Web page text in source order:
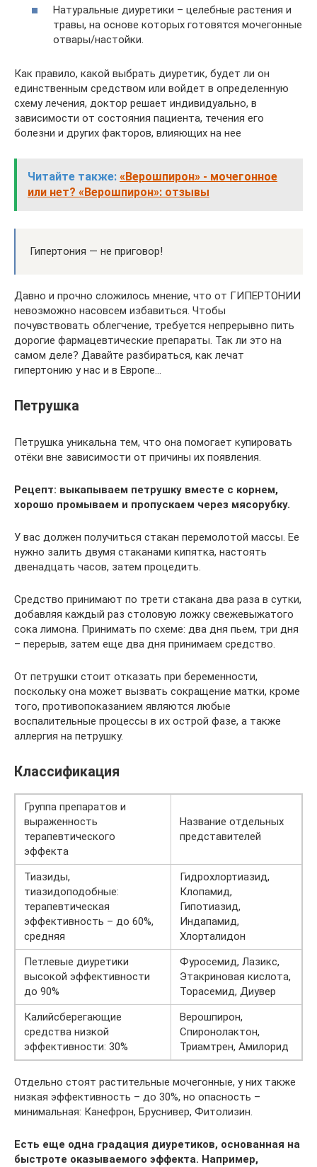
Натуральные диуретики – целебные растения и
травы, на основе которых готовятся мочегонные
отвары/настойки.
Как правило, какой выбрать диуретик, будет ли он
единственным средством или войдет в определенную
схему лечения, доктор решает индивидуально, в
зависимости от состояния пациента, течения его
болезни и других факторов, влияющих на нее
Читайте также: «Верошпирон» - мочегонное
или нет? «Верошпирон»: отзывы
Гипертония — не приговор!
Давно и прочно сложилось мнение, что от ГИПЕРТОНИИ
невозможно насовсем избавиться. Чтобы
почувствовать облегчение, требуется непрерывно пить
дорогие фармацевтические препараты. Так ли это на
самом деле? Давайте разбираться, как лечат
гипертонию у нас и в Европе…
Петрушка
Петрушка уникальна тем, что она помогает купировать
отёки вне зависимости от причины их появления.
Рецепт: выкапываем петрушку вместе с корнем,
хорошо промываем и пропускаем через мясорубку.
У вас должен получиться стакан перемолотой массы. Ее
нужно залить двумя стаканами кипятка, настоять
двенадцать часов, затем процедить.
Средство принимают по трети стакана два раза в сутки,
добавляя каждый раз столовую ложку свежевыжатого
сока лимона. Принимать по схеме: два дня пьем, три дня
– перерыв, затем еще два дня принимаем средство.
От петрушки стоит отказать при беременности,
поскольку она может вызвать сокращение матки, кроме
того, противопоказанием являются любые
воспалительные процессы в их острой фазе, а также
аллергия на петрушку.
Классификация
Группа препаратов и
выраженность
терапевтического
эффекта
Название отдельных
представителей
Тиазиды,
тиазидоподобные:
терапевтическая
эффективность – до 60%,
средняя
Гидрохлортиазид,
Клопамид,
Гипотиазид,
Индапамид,
Хлорталидон
Петлевые диуретики
высокой эффективности
до 90%
Фуросемид, Лазикс,
Этакриновая кислота,
Торасемид, Диувер
Калийсберегающие
средства низкой
эффективности: 30%
Верошпирон,
Спиронолактон,
Триамтрен, Амилорид
Отдельно стоят растительные мочегонные, у них также
низкая эффективность – до 30%, но опасность –
минимальная: Канефрон, Бруснивер, Фитолизин.
Есть еще одна градация диуретиков, основанная на
быстроте оказываемого эффекта. Например,